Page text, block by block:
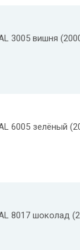
3005 вишня
6005 зелёный
8017 шоколад